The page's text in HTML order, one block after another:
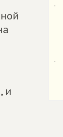
и
˙
˙